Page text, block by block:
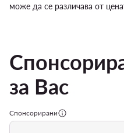
може да се различава от
за Вас
Спонсорирани